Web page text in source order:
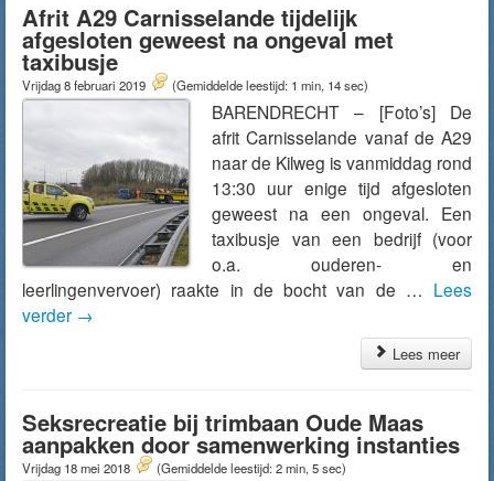
Afrit A29 Carnisselande tijdelijk
afgesloten geweest na ongeval met
taxibusje
Vrijdag 8 februari 2019 (Gemiddelde leestijd: 1 min, 14 sec)
BARENDRECHT – [Foto’s] De
afrit Carnisselande vanaf de A29
naar de Kilweg is vanmiddag rond
13:30 uur enige tijd afgesloten
geweest na een ongeval. Een
taxibusje van een bedrijf (voor
o.a. ouderen- en
leerlingenvervoer) raakte in de bocht van de … Lees
verder →
Lees meer
Seksrecreatie bij trimbaan Oude Maas
aanpakken door samenwerking instanties
Vrijdag 18 mei 2018 (Gemiddelde leestijd: 2 min, 5 sec)